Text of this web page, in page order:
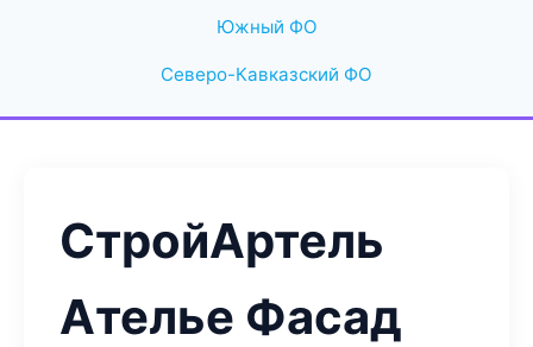
Южный ФО
Северо-Кавказский ФО
СтройАртель
Ателье Фасад